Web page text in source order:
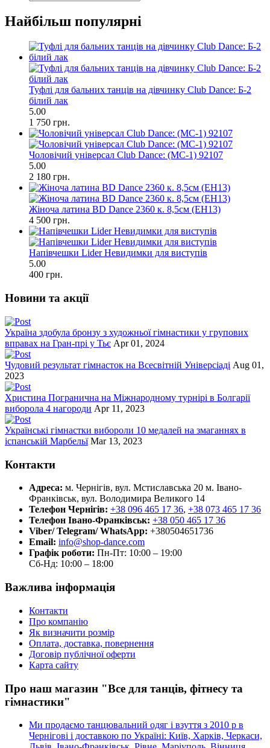
Найбільш популярні
Туфлі для бальних танців на дівчинку Club Dance: Б-2
білий лак
5.00
1 750 грн.
Чоловічий універсал Club Dance: (МС-1) 92107
5.00
2 180 грн.
Жіноча латина BD Dance 2360 к. 8,5см (ЕН13)
4 500 грн.
Напівчешки Lider Невидимки для виступів
5.00
400 грн.
Новини та акції
Україна здобула бронзу з художньої гімнастики у групових
вправах на Гран-прі у Тьє Apr 01, 2024
Чудовий результат гімнасток на Всесвітній Універсіаді Aug 01,
2023
Христина Погранична на Міжнародному турнірі в Болгарії
виборола 4 нагороди Apr 11, 2023
Українські гімнастки вибороли 10 медалей на змаганнях в
іспанській Марбельї Mar 13, 2023
Контакти
Адреса: м. Чернігів, вул. Мстиславська 20 м. Івано-
Франківськ, вул. Володимира Великого 14
Телефон Чернігів: +38 096 465 17 36, +38 073 465 17 36
Телефон Івано-Франківськ: +38 050 465 17 36
Viber/ Telegram/ WhatsApp: +380504651736
Email: info@shop-dance.com
Графік роботи: Пн-Пт: 10:00 – 19:00
Сб-Нд: 10:00 – 18:00
Важлива інформація
Контакти
Про компанію
Як визначити розмір
Оплата, доставка, повернення
Договір публічної оферти
Карта сайту
Про наш магазин "Все для танців, фітнесу та
гімнастики"
Ми продаємо танцювальний одяг і взуття з 2010 р в
Чернігові і доставкою по Україні: Київ, Харків, Черкаси,